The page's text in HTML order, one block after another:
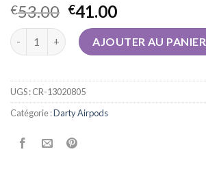
€53.00 €41.00
quantité de darty airpodsAJOUTER AU PANIER
UGS :CR-13020805
Catégorie :Darty Airpods